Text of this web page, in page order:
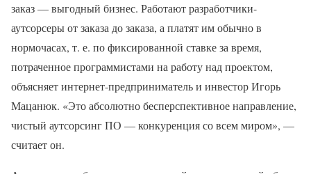
заказ — выгодный бизнес. Работают разработчики-
аутсорсеры от заказа до заказа, а платят им обычно в
нормочасах, т. е. по фиксированной ставке за время,
потраченное программистами на работу над проектом,
объясняет интернет-предприниматель и инвестор Игорь
Мацанюк. «Это абсолютно бесперспективное направление,
чистый аутсорсинг ПО — конкуренция со всем миром», —
считает он.